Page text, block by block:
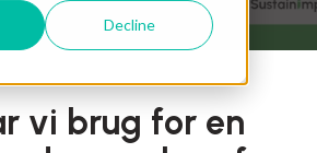
Decline
vi brug for en